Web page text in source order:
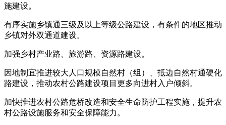
施建设。
有序实施乡镇通三级及以上等级公路建设，有条件的地区推动
乡镇对外双通道建设。
加强乡村产业路、旅游路、资源路建设。
因地制宜推进较大人口规模自然村（组）、抵边自然村通硬化
路建设，推动农村公路建设项目更多向进村入户倾斜。
加快推进农村公路危桥改造和安全生命防护工程实施，提升农
村公路设施服务和安全保障能力。